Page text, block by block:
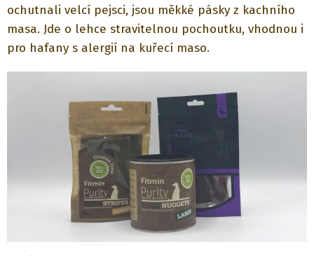
ochutnali velcí pejsci, jsou měkké pásky z kachního
masa. Jde o lehce stravitelnou pochoutku, vhodnou i
pro hafany s alergií na kuřecí maso.